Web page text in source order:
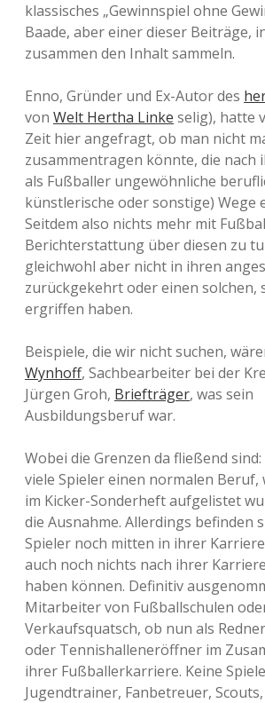
klassisches „Gewinnspiel ohne
Baade, aber einer dieser Beiträge,
zusammen den Inhalt sammeln.
Enno, Gründer und Ex-Autor des
von Welt Hertha Linke selig), hatte
Zeit hier angefragt, ob man nicht
zusammentragen könnte, die nach
als Fußballer ungewöhnliche
künstlerische oder sonstige) Wege
Seitdem also nichts mehr mit
Berichterstattung über diesen zu
gleichwohl aber nicht in ihren
zurückgekehrt oder einen solchen,
ergriffen haben.
Beispiele, die wir nicht suchen,
Wynhoff, Sachbearbeiter bei der
Jürgen Groh, Briefträger, was sein
Ausbildungsberuf war.
Wobei die Grenzen da fließend
viele Spieler einen normalen Beruf,
im Kicker-Sonderheft aufgelistet
die Ausnahme. Allerdings befinden
Spieler noch mitten in ihrer
auch noch nichts nach ihrer
haben können. Definitiv
Mitarbeiter von Fußballschulen
Verkaufsquatsch, ob nun als
oder Tennishalleneröffner im
ihrer Fußballerkarriere. Keine
Jugendtrainer, Fanbetreuer, Scouts,